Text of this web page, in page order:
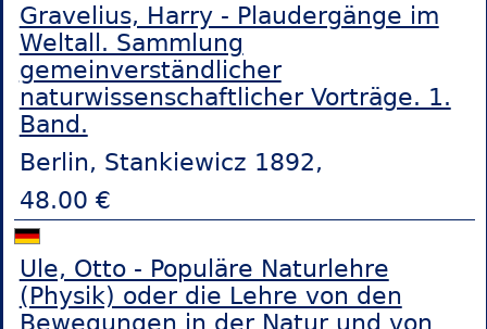
Gravelius, Harry - Plaudergänge im
Weltall. Sammlung
gemeinverständlicher
naturwissenschaftlicher Vorträge. 1.
Band.
Berlin, Stankiewicz 1892,
48.00 €
Ule, Otto - Populäre Naturlehre
(Physik) oder die Lehre von den
Bewegungen in der Natur und von